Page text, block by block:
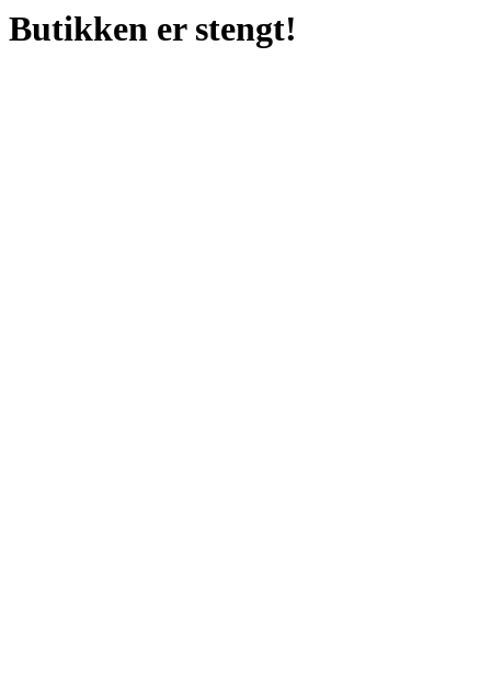
Butikken er stengt!